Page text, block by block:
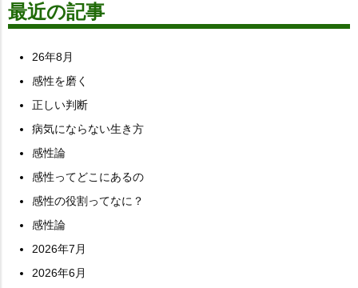
最近の記事
26年8月
感性を磨く
正しい判断
病気にならない生き方
感性論
感性ってどこにあるの
感性の役割ってなに？
感性論
2026年7月
2026年6月